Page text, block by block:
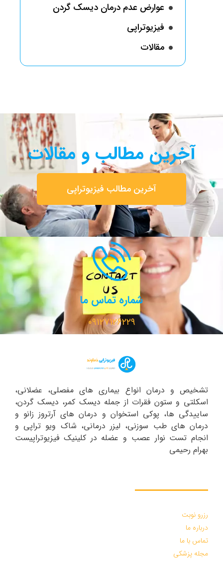
عوارض عدم درمان دیسک گردن
فیزیوتراپی
مقالات
آخرین مطالب و مقالات
آخرین مطالب فیزیوتراپی
شماره تماس ما
۰۹۱۲۷۱۲۶۲۲۹
تشخیص و درمان انواع بیماری های مفصلی، عضلانی،
اسکلتی و ستون فقرات از جمله دیسک کمر، دیسک گردن،
ساییدگی ها، پوکی استخوان و درمان های آرتروز زانو و
درمان های طب سوزنی، لیزر درمانی، شاک ویو تراپی و
انجام تست نوار عصب و عضله در کلینیک فیزیوتراپیست
بهرام رحیمی
رزرو نوبت
درباره ما
تماس با ما
مجله پزشکی